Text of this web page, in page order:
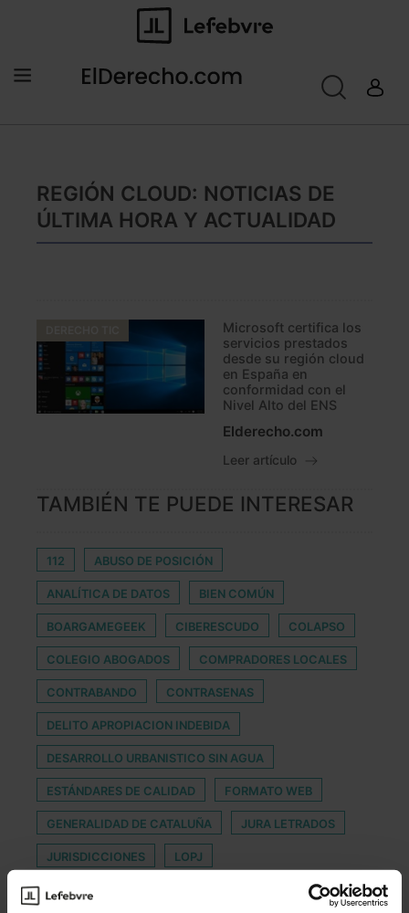
REGIÓN CLOUD: NOTICIAS DE
ÚLTIMA HORA Y ACTUALIDAD
Microsoft certifica los
servicios prestados
desde su región cloud
en España en
conformidad con el
Nivel Alto del ENS
Elderecho.com
Leer artículo
TAMBIÉN TE PUEDE INTERESAR
112 ABUSO DE POSICIÓN
ANALÍTICA DE DATOS BIEN COMÚN
BOARGAMEGEEK CIBERESCUDO COLAPSO
COLEGIO ABOGADOS COMPRADORES LOCALES
CONTRABANDO CONTRASENAS
DELITO APROPIACION INDEBIDA
DESARROLLO URBANISTICO SIN AGUA
ESTÁNDARES DE CALIDAD FORMATO WEB
GENERALIDAD DE CATALUÑA JURA LETRADOS
JURISDICCIONES LOPJ
MERCADO INSURTECH